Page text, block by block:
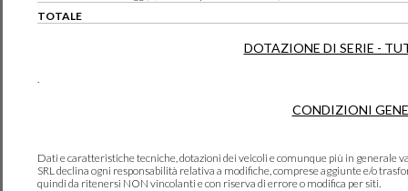
TOTALE
DOTAZIONE DI SERIE -
.
CONDIZIONI
Dati e caratteristiche tecniche, dotazioni dei veicoli e comunque più in generale
SRL declina ogni responsabilità relativa a modifiche, comprese aggiunte e/o
quindi da ritenersi NON vincolanti e con riserva di errore o modifica per siti.